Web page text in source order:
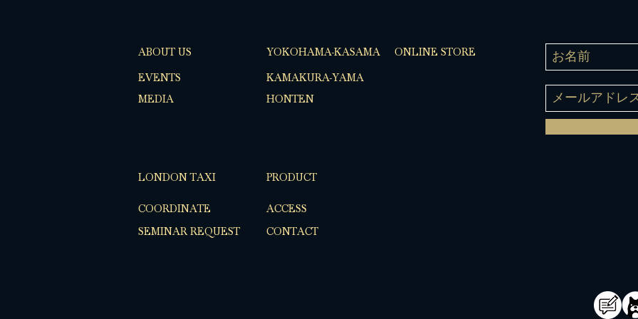
ABOUT US
EVENTS
MEDIA
YOKOHAMA-KASAMA ONLINE STORE
KAMAKURA-YAMA
HONTEN
LONDON TAXI
COORDINATE
SEMINAR REQUEST
PRODUCT
ACCESS
CONTACT